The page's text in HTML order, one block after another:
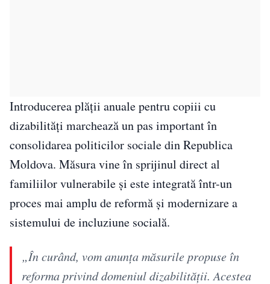
Introducerea plății anuale pentru copiii cu
dizabilități marchează un pas important în
consolidarea politicilor sociale din Republica
Moldova. Măsura vine în sprijinul direct al
familiilor vulnerabile și este integrată într-un
proces mai amplu de reformă și modernizare a
sistemului de incluziune socială.
„În curând, vom anunța măsurile propuse în
reforma privind domeniul dizabilității. Acestea